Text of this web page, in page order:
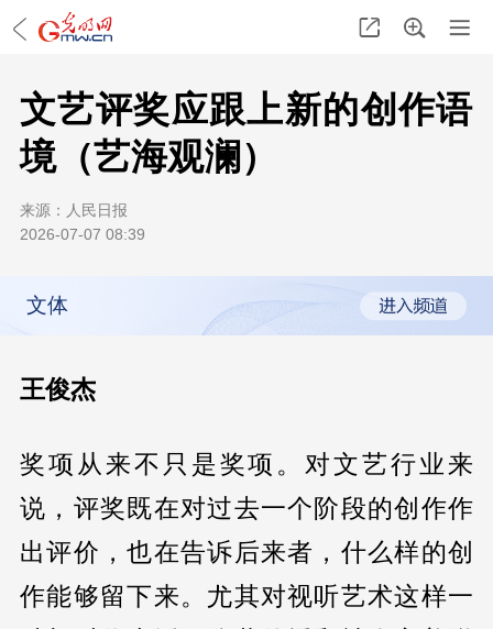
文艺评奖应跟上新的创作语
境（艺海观澜）
来源： 人民日报
2026-07-07 08:39
文体
王俊杰
奖项从来不只是奖项。对文艺行业来
说，评奖既在对过去一个阶段的创作作
出评价，也在告诉后来者，什么样的创
作能够留下来。尤其对视听艺术这样一